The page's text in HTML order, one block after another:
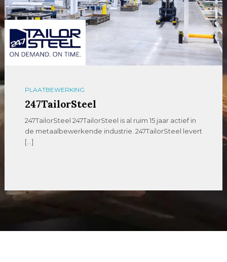
PLAATBEWERKING
247TailorSteel
247TailorSteel 247TailorSteel is al ruim 15 jaar actief in
de metaalbewerkende industrie. 247TailorSteel levert
[…]